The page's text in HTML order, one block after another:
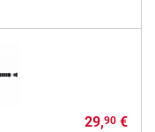
29,90€